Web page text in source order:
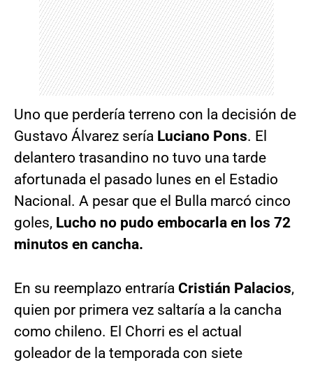
Uno que perdería terreno con la decisión de
Gustavo Álvarez sería Luciano Pons. El
delantero trasandino no tuvo una tarde
afortunada el pasado lunes en el Estadio
Nacional. A pesar que el Bulla marcó cinco
goles, Lucho no pudo embocarla en los 72
minutos en cancha.
En su reemplazo entraría Cristián Palacios,
quien por primera vez saltaría a la cancha
como chileno. El Chorri es el actual
goleador de la temporada con siete